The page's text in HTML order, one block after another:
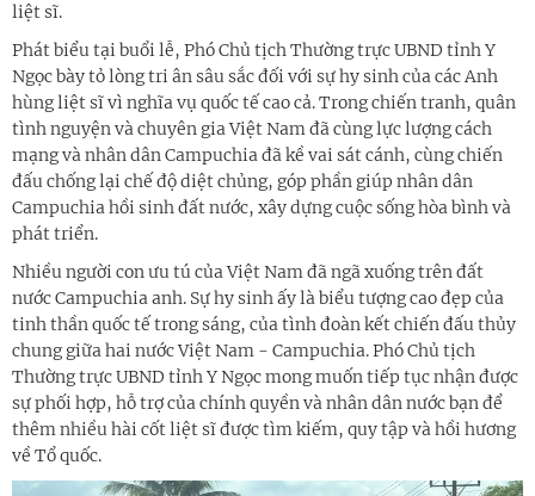
liệt sĩ.
Phát biểu tại buổi lễ, Phó Chủ tịch Thường trực UBND tỉnh Y
Ngọc bày tỏ lòng tri ân sâu sắc đối với sự hy sinh của các Anh
hùng liệt sĩ vì nghĩa vụ quốc tế cao cả. Trong chiến tranh, quân
tình nguyện và chuyên gia Việt Nam đã cùng lực lượng cách
mạng và nhân dân Campuchia đã kề vai sát cánh, cùng chiến
đấu chống lại chế độ diệt chủng, góp phần giúp nhân dân
Campuchia hồi sinh đất nước, xây dựng cuộc sống hòa bình và
phát triển.
Nhiều người con ưu tú của Việt Nam đã ngã xuống trên đất
nước Campuchia anh. Sự hy sinh ấy là biểu tượng cao đẹp của
tinh thần quốc tế trong sáng, của tình đoàn kết chiến đấu thủy
chung giữa hai nước Việt Nam - Campuchia. Phó Chủ tịch
Thường trực UBND tỉnh Y Ngọc mong muốn tiếp tục nhận được
sự phối hợp, hỗ trợ của chính quyền và nhân dân nước bạn để
thêm nhiều hài cốt liệt sĩ được tìm kiếm, quy tập và hồi hương
về Tổ quốc.